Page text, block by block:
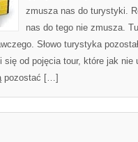
zmusza nas do turystyki.
nas do tego nie zmusza.
Słowo turystyka
się od pojęcia tour, które jak
pozostać […]